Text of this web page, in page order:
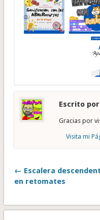
Escrito por
Gracias por
Visita mi
← Escalera
en retomates